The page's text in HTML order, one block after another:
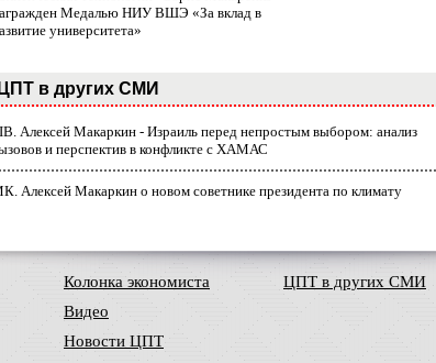
Медалью НИУ ВШЭ «За вклад в
университета»
в других СМИ
Алексей Макаркин - Израиль перед непростым выбором: анализ
и перспектив в конфликте с ХАМАС
Алексей Макаркин о новом советнике президента по климату
Колонка экономиста
Видео
Новости ЦПТ
ЦПТ в других СМИ